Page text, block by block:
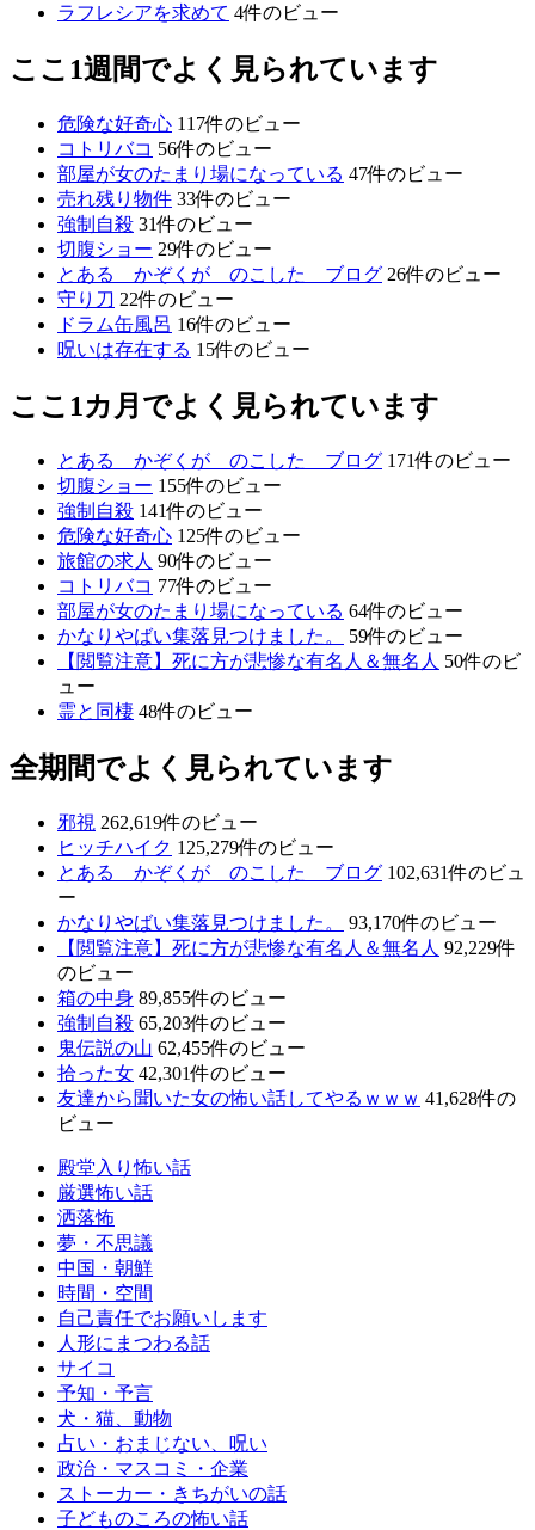
ラフレシアを求めて 4件のビュー
ここ1週間でよく見られています
危険な好奇心 117件のビュー
コトリバコ 56件のビュー
部屋が女のたまり場になっている 47件のビュー
売れ残り物件 33件のビュー
強制自殺 31件のビュー
切腹ショー 29件のビュー
とある かぞくが のこした ブログ 26件のビュー
守り刀 22件のビュー
ドラム缶風呂 16件のビュー
呪いは存在する 15件のビュー
ここ1カ月でよく見られています
とある かぞくが のこした ブログ 171件のビュー
切腹ショー 155件のビュー
強制自殺 141件のビュー
危険な好奇心 125件のビュー
旅館の求人 90件のビュー
コトリバコ 77件のビュー
部屋が女のたまり場になっている 64件のビュー
かなりやばい集落見つけました。
59件のビュー
【閲覧注意】死に方が悲惨な有名人＆無名人 50件のビ
ュー
霊と同棲 48件のビュー
全期間でよく見られています
邪視 262,619件のビュー
ヒッチハイク 125,279件のビュー
とある かぞくが のこした ブログ 102,631件のビュ
ー
かなりやばい集落見つけました。
93,170件のビュー
【閲覧注意】死に方が悲惨な有名人＆無名人 92,229件
のビュー
箱の中身 89,855件のビュー
強制自殺 65,203件のビュー
鬼伝説の山 62,455件のビュー
拾った女 42,301件のビュー
友達から聞いた女の怖い話してやるｗｗｗ 41,628件の
ビュー
殿堂入り怖い話
厳選怖い話
洒落怖
夢・不思議
中国・朝鮮
時間・空間
自己責任でお願いします
人形にまつわる話
サイコ
予知・予言
犬・猫、動物
占い・おまじない、呪い
政治・マスコミ・企業
ストーカー・きちがいの話
子どものころの怖い話